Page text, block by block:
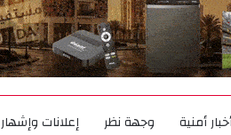
أمنية وجهة نظر إعلانات وإشهار